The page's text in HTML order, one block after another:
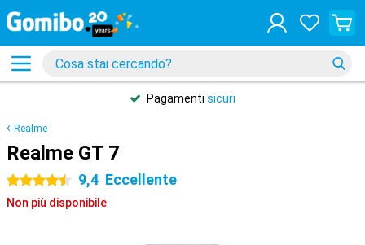
Pagamenti sicuri
Realme
Realme GT 7
4.5 stelle 9,4 Eccellente
Non più disponibile